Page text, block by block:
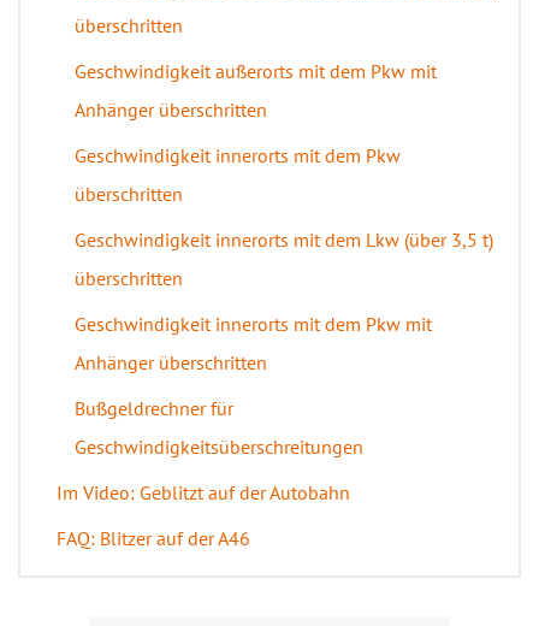
überschritten
Geschwindigkeit außerorts mit dem Pkw mit
Anhänger überschritten
Geschwindigkeit innerorts mit dem Pkw
überschritten
Geschwindigkeit innerorts mit dem Lkw (über 3,5 t)
überschritten
Geschwindigkeit innerorts mit dem Pkw mit
Anhänger überschritten
Bußgeldrechner für
Geschwindigkeitsüberschreitungen
Im Video: Geblitzt auf der Autobahn
FAQ: Blitzer auf der A46